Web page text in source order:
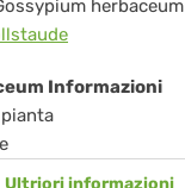
herbaceum
Informazioni
pianta
Ultriori informazioni